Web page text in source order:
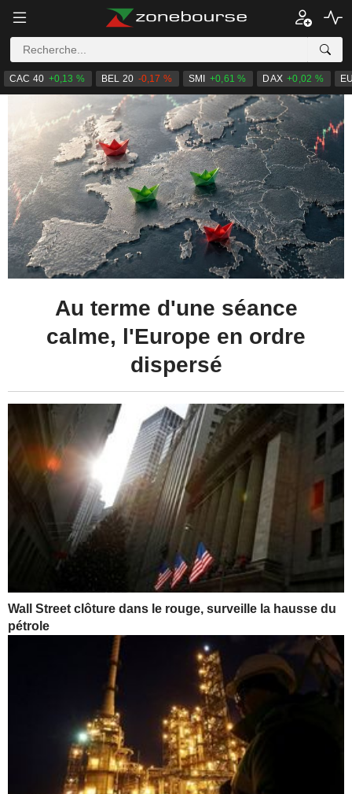
CAC 40 +0,13 % BEL 20 -0,17 % SMI +0,61 % DAX +0,02 %
Wall Street clôture dans le rouge, surveille la hausse du
pétrole
Au terme d'une séance
calme, l'Europe en ordre
dispersé